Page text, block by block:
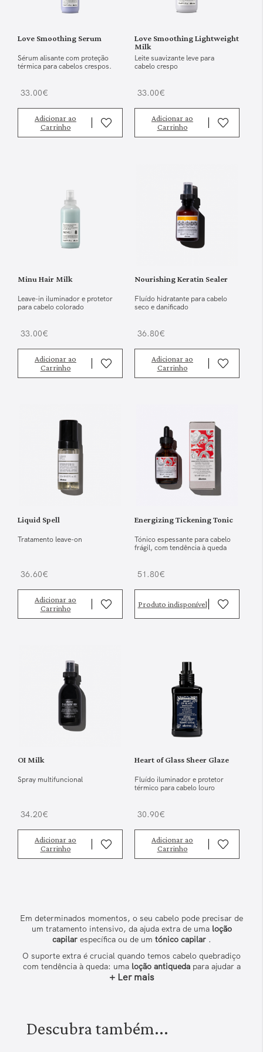
Love Smoothing Serum
Sérum alisante com proteção
térmica para cabelos crespos.
33.00€
Adicionar ao
Carrinho
Love Smoothing Lightweight
Milk
Leite suavizante leve para
cabelo crespo
33.00€
Adicionar ao
Carrinho
Minu Hair Milk
Leave-in iluminador e protetor
para cabelo colorado
33.00€
Adicionar ao
Carrinho
Nourishing Keratin Sealer
Fluído hidratante para cabelo
seco e danificado
36.80€
Adicionar ao
Carrinho
Liquid Spell
Tratamento leave-on
36.60€
Adicionar ao
Carrinho
Energizing Tickening Tonic
Tónico espessante para cabelo
frágil, com tendência à queda
51.80€
Produto indisponível
OI Milk
Spray multifuncional
34.20€
Adicionar ao
Carrinho
Heart of Glass Sheer Glaze
Fluído iluminador e protetor
térmico para cabelo louro
30.90€
Adicionar ao
Carrinho
Em determinados momentos, o seu cabelo pode precisar de
um tratamento intensivo, da ajuda extra de uma loção
capilarespecífica ou de um tónico capilar.
O suporte extra é crucial quando temos cabelo quebradiço
com tendência à queda: uma loção antiquedapara ajudar a
superar as mudanças de estação ou um
Paracabelo seco ou danificado:oferecemos-lhe um fluído
+ Ler mais
Descubra também...